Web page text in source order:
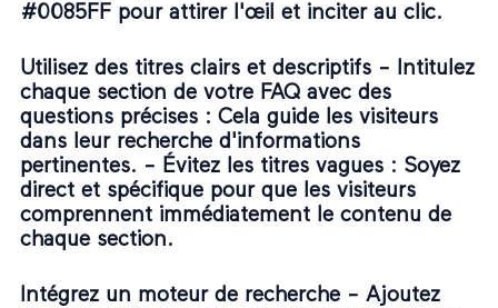
#0085FF pour attirer l'œil et inciter au clic.
Utilisez des titres clairs et descriptifs -
Intitulez
chaque section de votre FAQ avec des
questions précises : Cela guide les visiteurs
dans leur recherche d'informations
pertinentes. - Évitez les titres vagues : Soyez
direct et spécifique pour que les visiteurs
comprennent immédiatement le contenu de
chaque section.
Intégrez un moteur de recherche - Ajoutez